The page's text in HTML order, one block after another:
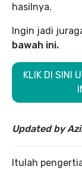
hasilnya.
Ingin jadi
bawah ini.
KLIK DI SINI
Updated by
Itulah